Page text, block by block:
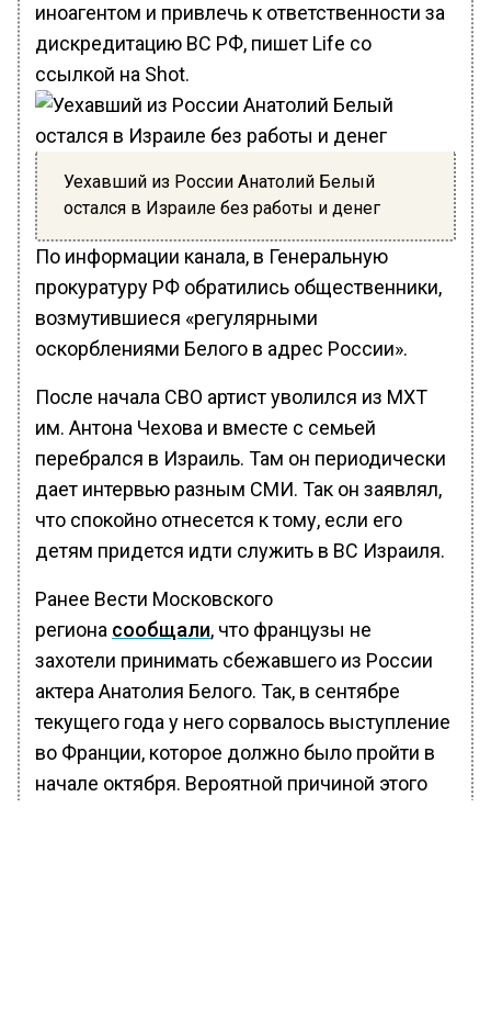
иноагентом и привлечь к ответственности за
дискредитацию ВС РФ, пишет Life со
ссылкой на Shot.
Уехавший из России Анатолий Белый
остался в Израиле без работы и денег
По информации канала, в Генеральную
прокуратуру РФ обратились общественники,
возмутившиеся «регулярными
оскорблениями Белого в адрес России».
После начала СВО артист уволился из МХТ
им. Антона Чехова и вместе с семьей
перебрался в Израиль. Там он периодически
дает интервью разным СМИ. Так он заявлял,
что спокойно отнесется к тому, если его
детям придется идти служить в ВС Израиля.
Ранее Вести Московского
региона сообщали, что французы не
захотели принимать сбежавшего из России
актера Анатолия Белого. Так, в сентябре
текущего года у него сорвалось выступление
во Франции, которое должно было пройти в
начале октября. Вероятной причиной этого